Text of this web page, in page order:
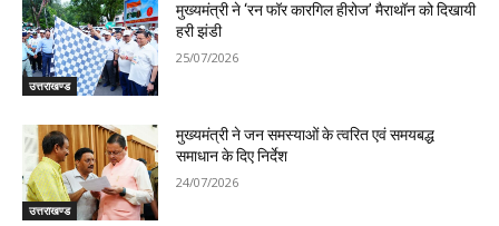
उत्तराखण्ड
मुख्यमंत्री ने ‘रन फॉर कारगिल हीरोज’ मैराथॉन को दिखायी
हरी झंडी
25/07/2026
उत्तराखण्ड
मुख्यमंत्री ने जन समस्याओं के त्वरित एवं समयबद्ध
समाधान के दिए निर्देश
24/07/2026